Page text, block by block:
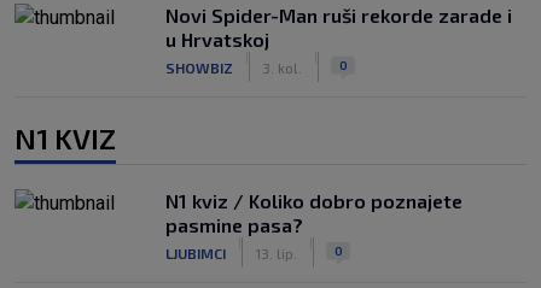
Novi Spider-Man ruši rekorde zarade i
u Hrvatskoj
SHOWBIZ 3. kol. 0
N1 KVIZ
N1 kviz / Koliko dobro poznajete
pasmine pasa?
LJUBIMCI 13. lip. 0